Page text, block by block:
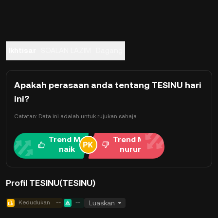
Apakah perasaan anda tentang TESINU hari
ini?
Catatan: Data ini adalah untuk rujukan sahaja.
Trend Me
naik
Trend Me
nurun
Profil TESINU(TESINU)
Kedudukan -- -- Luaskan